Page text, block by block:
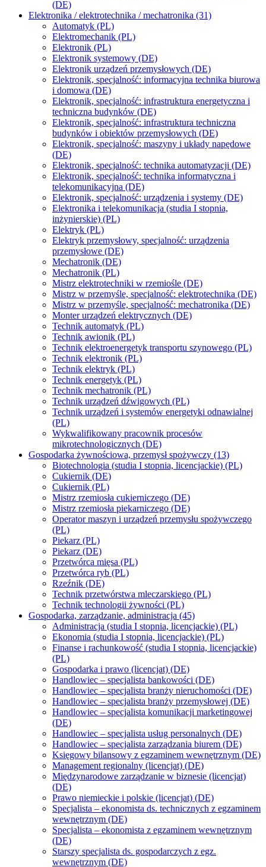
(DE)
Elektronika / elektrotechnika / mechatronika (31)
Automatyk (PL)
Elektromechanik (PL)
Elektronik (PL)
Elektronik systemowy (DE)
Elektronik urządzeń przemysłowych (DE)
Elektronik, specjalność: informacyjna technika biurowa
i domowa (DE)
Elektronik, specjalność: infrastruktura energetyczna i
techniczna budynków (DE)
Elektronik, specjalność: infrastruktura techniczna
budynków i obiektów przemysłowych (DE)
Elektronik, specjalność: maszyny i układy napędowe
(DE)
Elektronik, specjalność: technika automatyzacji (DE)
Elektronik, specjalność: technika informatyczna i
telekomunikacyjna (DE)
Elektronik, specjalność: urządzenia i systemy (DE)
Elektronika i telekomunikacja (studia I stopnia,
inżynierskie) (PL)
Elektryk (PL)
Elektryk przemysłowy, specjalność: urządzenia
przemysłowe (DE)
Mechatronik (DE)
Mechatronik (PL)
Mistrz elektrotechniki w rzemiośle (DE)
Mistrz w przemyśle, specjalność: elektrotechnika (DE)
Mistrz w przemyśle, specjalność: mechatronika (DE)
Monter urządzeń elektrycznych (DE)
Technik automatyk (PL)
Technik awionik (PL)
Technik elektroenergetyk transportu szynowego (PL)
Technik elektronik (PL)
Technik elektryk (PL)
Technik energetyk (PL)
Technik mechatronik (PL)
Technik urządzeń dźwigowych (PL)
Technik urządzeń i systemów energetyki odnawialnej
(PL)
Wykwalifikowany pracownik procesów
mikrotechnologicznych (DE)
Gospodarka żywnościowa, przemysł spożywczy (13)
Biotechnologia (studia I stopnia, licencjackie) (PL)
Cukiernik (DE)
Cukiernik (PL)
Mistrz rzemiosła cukierniczego (DE)
Mistrz rzemiosła piekarniczego (DE)
Operator maszyn i urządzeń przemysłu spożywczego
(PL)
Piekarz (PL)
Piekarz (DE)
Przetwórca mięsa (PL)
Przetwórca ryb (PL)
Rzeźnik (DE)
Technik przetwórstwa mleczarskiego (PL)
Technik technologii żywności (PL)
Gospodarka, zarządzanie, administracja (45)
Administracja (studia I stopnia, licencjackie) (PL)
Ekonomia (studia I stopnia, licencjackie) (PL)
Finanse i rachunkowość (studia I stopnia, licencjackie)
(PL)
Gospodarka i prawo (licencjat) (DE)
Handlowiec – specjalista bankowości (DE)
Handlowiec – specjalista branży nieruchomości (DE)
Handlowiec – specjalista branży przemysłowej (DE)
Handlowiec – specjalista komunikacji marketingowej
(DE)
Handlowiec – specjalista usług personalnych (DE)
Handlowiec – specjalista zarządzania biurem (DE)
Księgowy bilansowy z egzaminem wewnętrznym (DE)
Management regionalny (licencjat) (DE)
Międzynarodowe zarządzanie w biznesie (licencjat)
(DE)
Prawo niemieckie i polskie (licencjat) (DE)
Specjalista – ekonomista ds. technicznych z egzaminem
wewnętrznym (DE)
Specjalista – ekonomista z egzaminem wewnętrznym
(DE)
Starszy specjalista ds. gospodarczych z egz.
wewnętrznym (DE)